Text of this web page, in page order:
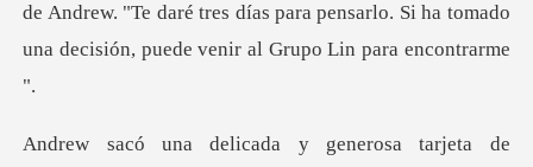
de Andrew. "Te daré tres días para pensa
de